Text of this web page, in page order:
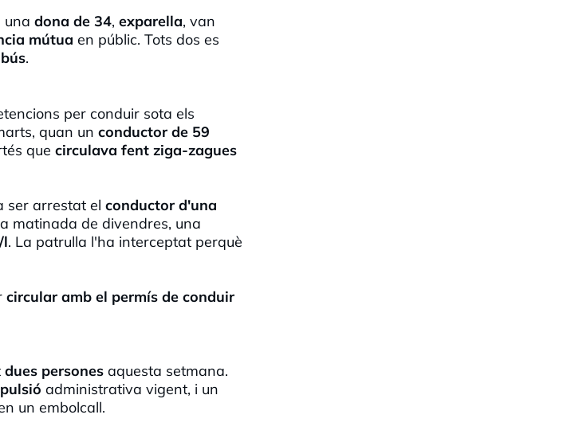
una dona de 34, exparella, van
mútua en públic. Tots dos es
.
per conduir sota els
quan un conductor de 59
que circulava fent ziga-zagues
ser arrestat el conductor d'una
matinada de divendres, una
l. La patrulla l'ha interceptat perquè
circular amb el permís de conduir
dues persones aquesta setmana.
administrativa vigent, i un
un embolcall.